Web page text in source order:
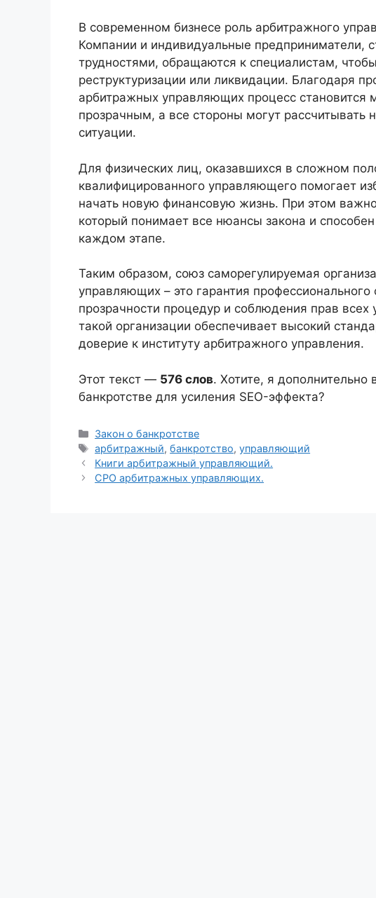
В современном бизнесе роль арбитражного
Компании и индивидуальные предприниматели,
трудностями, обращаются к специалистам,
реструктуризации или ликвидации. Благодаря
арбитражных управляющих процесс становится
прозрачным, а все стороны могут рассчитывать
ситуации.
Для физических лиц, оказавшихся в сложном
квалифицированного управляющего помогает
начать новую финансовую жизнь. При этом
который понимает все нюансы закона и
каждом этапе.
Таким образом, союз саморегулируемая
управляющих – это гарантия
прозрачности процедур и соблюдения прав всех
такой организации обеспечивает высокий
доверие к институту арбитражного управления.
Этот текст — 576 слов. Хотите, я
банкротстве для усиления SEO-эффекта?
Рубрики
Закон о банкротстве
Метки
арбитражный,банкротство,управляющий
Книги арбитражный управляющий.
СРО арбитражных управляющих.